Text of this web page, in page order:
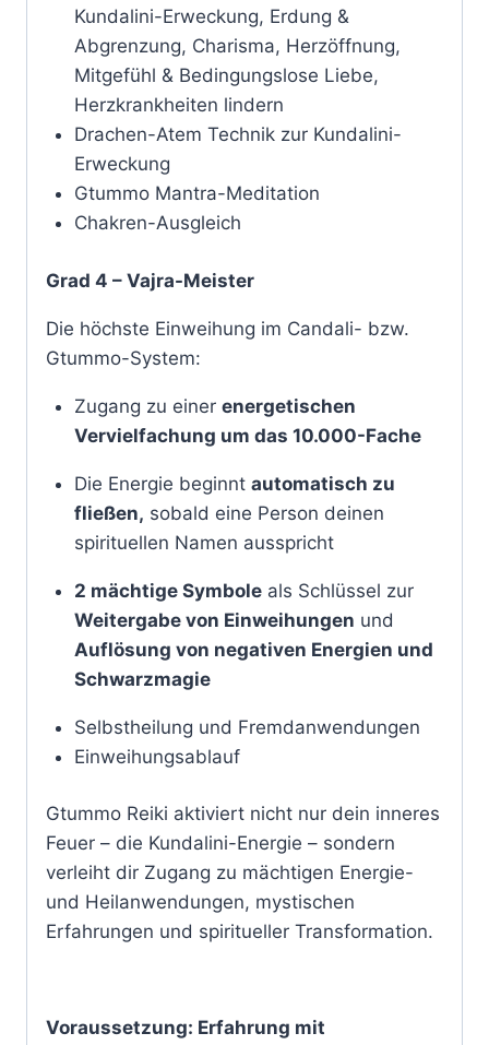
Kundalini-Erweckung, Erdung &
Abgrenzung, Charisma, Herzöffnung,
Mitgefühl & Bedingungslose Liebe,
Herzkrankheiten lindern
Drachen-Atem Technik zur Kundalini-
Erweckung
Gtummo Mantra-Meditation
Chakren-Ausgleich
Grad 4 – Vajra-Meister
Die höchste Einweihung im Candali- bzw.
Gtummo-System:
Zugang zu einer energetischen
Vervielfachung um das 10.000-Fache
Die Energie beginnt automatisch zu
fließen, sobald eine Person deinen
spirituellen Namen ausspricht
2 mächtige Symboleals Schlüssel zur
Weitergabe von Einweihungen und
Auflösung von negativen Energien und
Schwarzmagie
Selbstheilung und Fremdanwendungen
Einweihungsablauf
Gtummo Reiki aktiviert nicht nur dein inneres
Feuer – die Kundalini-Energie – sondern
verleiht dir Zugang zu mächtigen Energie-
und Heilanwendungen, mystischen
Erfahrungen und spiritueller Transformation.
Voraussetzung: Erfahrung mit